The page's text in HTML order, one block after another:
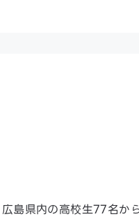
島県内の高校生77名か